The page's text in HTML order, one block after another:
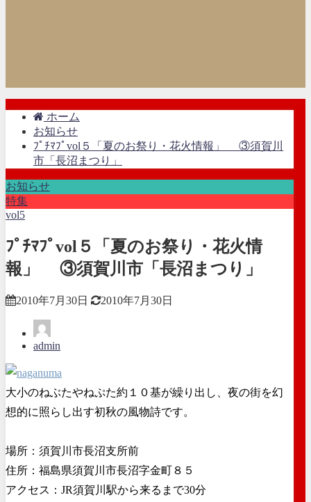
ホーム
お知らせ
ﾌﾟﾁﾏﾌﾟvol５「夏のお祭り・花火情報」 ③須賀川
市「長沼まつり」
お知らせ
特集
vol5
ﾌﾟﾁﾏﾌﾟvol５「夏のお祭り・花火情
報」 ③須賀川市「長沼まつり」
2010年7月30日 2010年7月30日
admin
大小のねぶたやねぷた約１０基が繰り出し、夜の街を幻
想的に照らし出す初秋の風物詩です。
場所：須賀川市長沼支所前
住所：福島県須賀川市長沼字金町８５
アクセス：JR須賀川駅から来るまで30分